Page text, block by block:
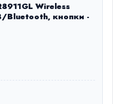
Wireless
Bluetooth, кнопки -